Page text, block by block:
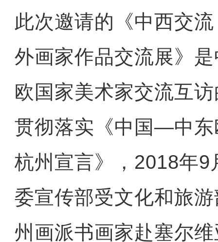
此次邀请的《中西交
外画家作品交流展》
欧国家美术家交流互
贯彻落实《中国—中东
杭州宣言》，2018年9
委宣传部受文化和旅
州画派书画家赴塞尔